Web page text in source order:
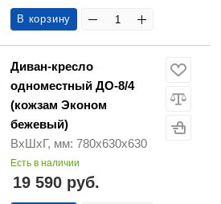
В корзину
Диван-кресло
одноместный ДО-8/4
(кожзам Эконом
бежевый)
ВхШхГ, мм: 780х630х630
Есть в наличии
19 590 руб.